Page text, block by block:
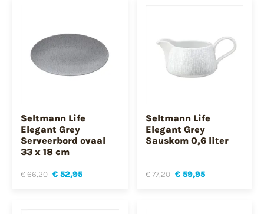
Seltmann Life
Elegant Grey
Serveerbord ovaal
33 x 18 cm
€ 66,20 € 52,95
Seltmann Life
Elegant Grey
Sauskom 0,6 liter
€ 77,20 € 59,95